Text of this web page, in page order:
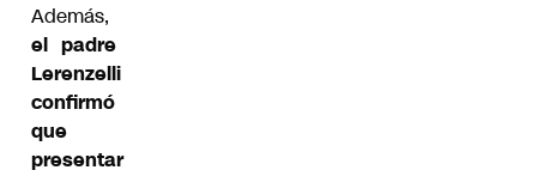
Además,
el padre
Lerenzelli
confirmó
que
presentar